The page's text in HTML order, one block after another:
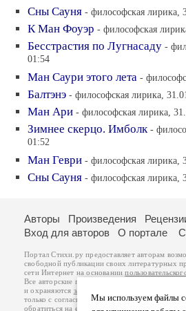
Сны Сауня - философская лирика,
К Ман Фоуэр - философская
Бесстрастия по Лугнасаду -
01:54
Ман Саури этого лета -
Балтэнэ - философская лирика,
Ман Ари - философская лирика,
Зимнее скерцо. Имболк -
01:52
Ман Геври - философская лирика,
Сны Сауня - философская лирика,
Мы используем файлы
Авторы Произведения
Вход для авторов
О портале
Портал Стихи.ру предоставляет авторам
свободной публикации своих литературных
сети Интернет на основании
Все авторские права на произведения
и охраняются законом
. Перепечатка
только с согласия его автора, к которому вы
обратиться на его авторской странице.